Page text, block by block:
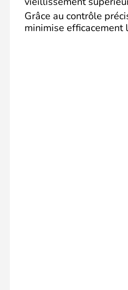
Grâce au contrôle
minimise